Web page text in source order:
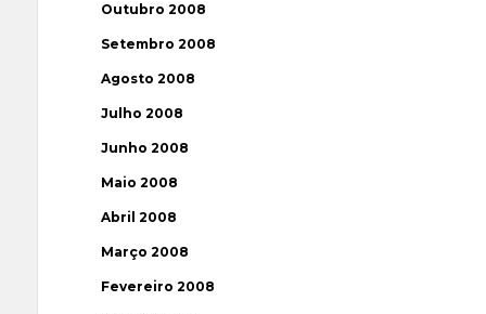
Outubro 2008
Setembro 2008
Agosto 2008
Julho 2008
Junho 2008
Maio 2008
Abril 2008
Março 2008
Fevereiro 2008